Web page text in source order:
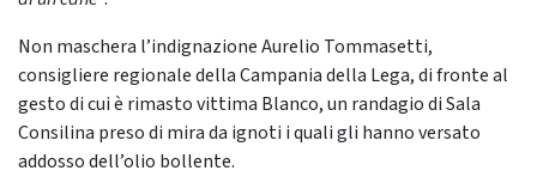
Non maschera l’indignazione Aurelio Tommasetti,
consigliere regionale della Campania della Lega, di fronte al
gesto di cui è rimasto vittima Blanco, un randagio di Sala
Consilina preso di mira da ignoti i quali gli hanno versato
addosso dell’olio bollente.